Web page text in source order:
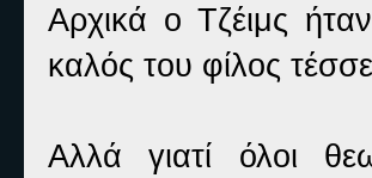
Αρχικά ο Τζέιμς
καλός του φίλος
Αλλά γιατί όλοι